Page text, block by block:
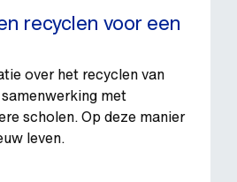
recyclen voor een
over het recyclen van
met
scholen. Op deze manier
leven.